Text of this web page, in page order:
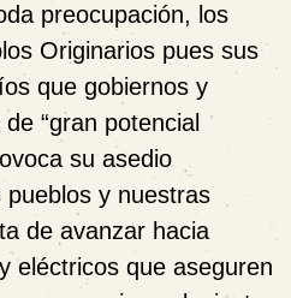
preocupación, los
Originarios pues sus
que gobiernos y
“gran potencial
su asedio
y nuestras
de avanzar hacia
eléctricos que aseguren